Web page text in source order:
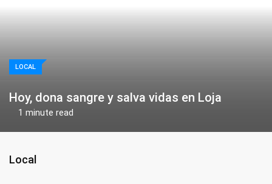
LOCAL
Hoy, dona sangre y salva vidas en Loja
1 minute read
Local